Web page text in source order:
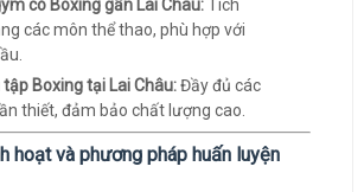
có Boxing gần Lai Châu:Tích
các môn thể thao, phù hợp với
tập Boxing tại Lai Châu:Đầy đủ các
thiết, đảm bảo chất lượng cao.
hoạt và phương pháp huấn luyện